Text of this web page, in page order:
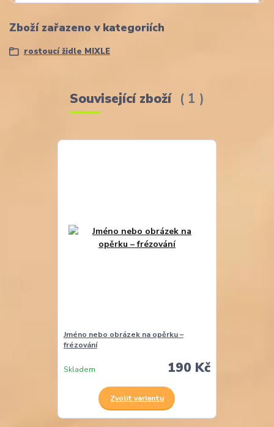
Zboží zařazeno v kategoriích
rostoucí židle MIXLE
Související zboží 1
Jméno nebo obrázek na opěrku –
frézování
190 Kč
Skladem
Zvolit variantu